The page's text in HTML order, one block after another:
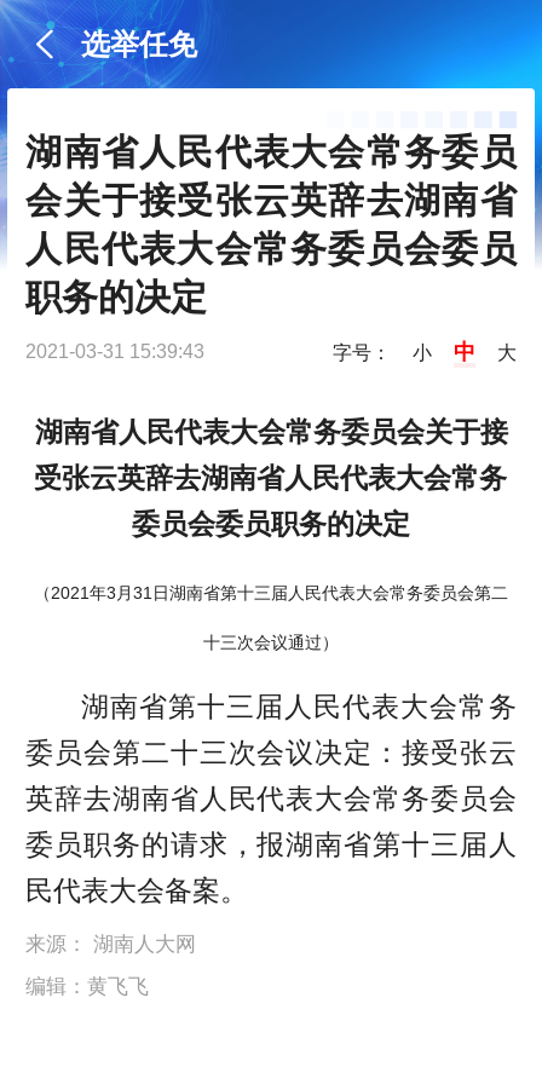
选举任免
湖南省人民代表大会常务委员
会关于接受张云英辞去湖南省
人民代表大会常务委员会委员
职务的决定
2021-03-31 15:39:43 字号： 小 中 大
湖南省人民代表大会常务委员会关于接
受张云英辞去湖南省人民代表大会常务
委员会委员职务的决定
（2021年3月31日湖南省第十三届人民代表大会常务委员会第二
十三次会议通过）
湖南省第十三届人民代表大会常务
委员会第二十三次会议决定：接受张云
英辞去湖南省人民代表大会常务委员会
委员职务的请求，报湖南省第十三届人
民代表大会备案。
来源： 湖南人大网
编辑：黄飞飞